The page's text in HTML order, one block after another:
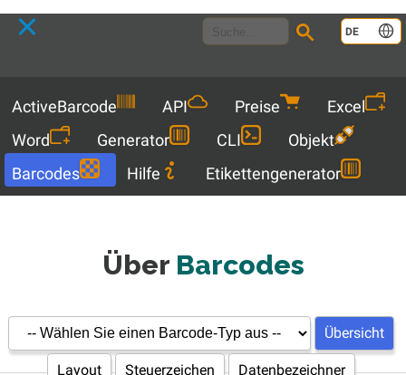
DE
ActiveBarcode API Preise
Excel
Word
Generator CLI
Objekt
Barcodes
Hilfe Etikettengenerator
ÜberBarcodes
Übersicht
Layout Steuerzeichen Datenbezeichner